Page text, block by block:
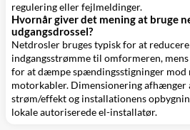
regulering eller fejlmeldinger.
Hvornår giver det mening at bruge
udgangsdrossel?
Netdrosler bruges typisk for at
indgangsstrømme til omformeren,
for at dæmpe spændingsstigninger
motorkabler. Dimensionering afhænger
strøm/effekt og installationens
lokale autoriserede el-installatør.